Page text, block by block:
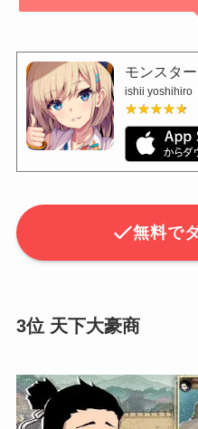
モンスタ
ishii yoshihiro
★★★★★
★★★★★
無料で
3位 天下大豪商